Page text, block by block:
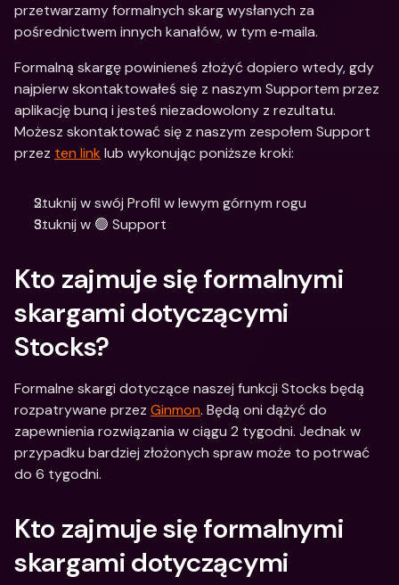
przetwarzamy formalnych skarg wysłanych za
pośrednictwem innych kanałów, w tym e‑maila.
Formalną skargę powinieneś złożyć dopiero wtedy, gdy
najpierw skontaktowałeś się z naszym Supportem przez
aplikację bunq i jesteś niezadowolony z rezultatu.
Możesz skontaktować się z naszym zespołem Support
przez ten link lub wykonując poniższe kroki:
Stuknij w swój Profil w lewym górnym rogu
Stuknij w 🟢 Support
Kto zajmuje się formalnymi
skargami dotyczącymi
Stocks?
Formalne skargi dotyczące naszej funkcji Stocks będą
rozpatrywane przez Ginmon. Będą oni dążyć do
zapewnienia rozwiązania w ciągu 2 tygodni. Jednak w
przypadku bardziej złożonych spraw może to potrwać
do 6 tygodni.
Kto zajmuje się formalnymi
skargami dotyczącymi